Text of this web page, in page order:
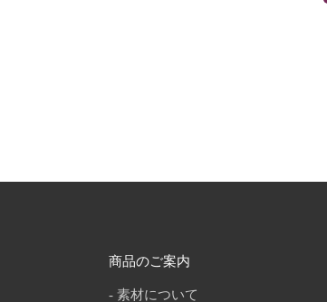
商品のご案内
素材について